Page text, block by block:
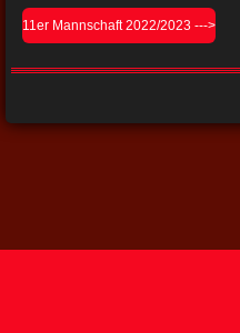
11er Mannschaft 2022/2023 --->